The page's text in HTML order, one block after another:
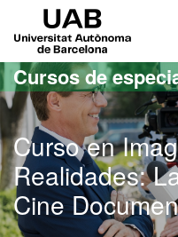
Acceso al contenido principal
Acceso a la navegación de la
Cursos de
Curso en
Realidades:
Cine